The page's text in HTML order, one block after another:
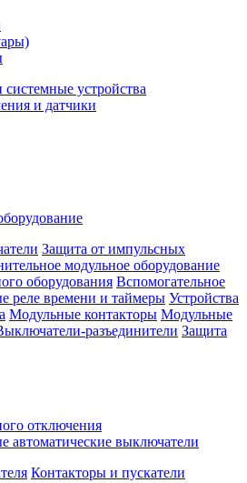
устройства
и датчики
Защита от импульсных
модульное оборудование
оборудования Вспомогательное
реле времени и таймеры Устройства
Модульные контакторы Модульные
разъединители Защита
отключения
автоматические выключатели
Контакторы и пускатели